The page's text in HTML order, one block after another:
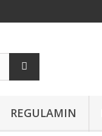
REGULAMIN